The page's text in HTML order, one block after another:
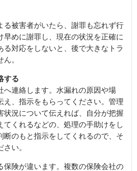
る被害者がいたら、謝罪も忘れず行
早めに謝罪し、現在の状況を正確に
る対応をしないと、後で大きなトラ
。
する
へ連絡します。水漏れの原因や場
え、指示をもらってください。管理
状況について伝えれば、自分が把握
てくれるなどの、処理の手助けをし
断のもと指示をしてくれるので、そ
い。
保険が違います。複数の保険会社の